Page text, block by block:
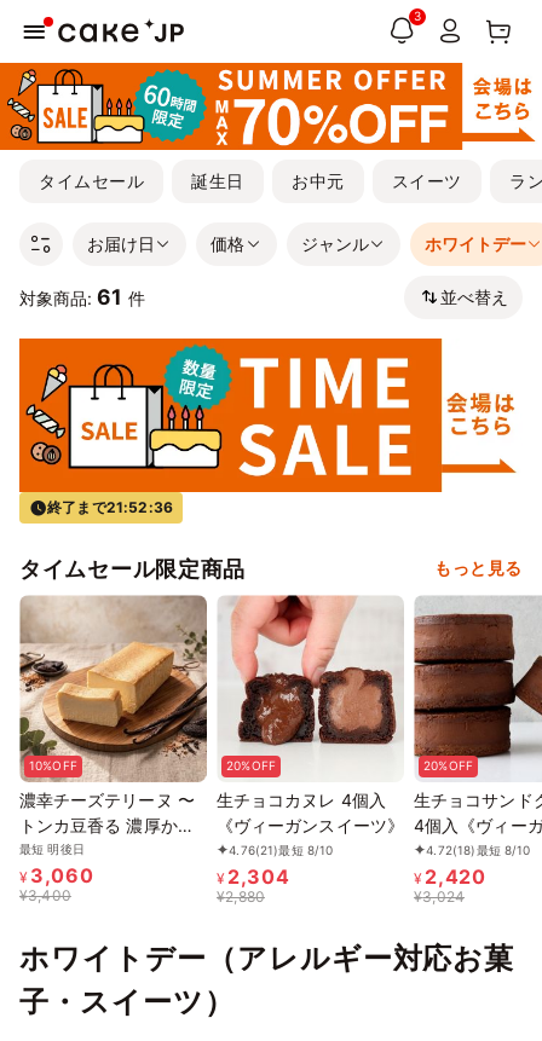
3
タイムセール 誕生日 お中元 スイーツ ラ
お届け日 価格 ジャンル ホワイトデー
対象商品: 61 件 並べ替え
終了まで21:52:35
タイムセール限定商品 もっと見る
10%OFF
濃幸チーズテリーヌ 〜
トンカ豆香る 濃厚かつ
軽やかなチーズテリー
ヌ〜 グルテンフリー
最短 明後日
¥ 3,060
¥3,400
20%OFF
生チョコカヌレ 4個入
《ヴィーガンスイーツ》
4.76(21)最短 8/10
¥ 2,304
¥2,880
20%OFF
生チョコサンド
4個入《ヴィー
ーツ》
4.72(18)最短 8/10
¥ 2,420
¥3,024
ホワイトデー（アレルギー対応お菓
子・スイーツ）